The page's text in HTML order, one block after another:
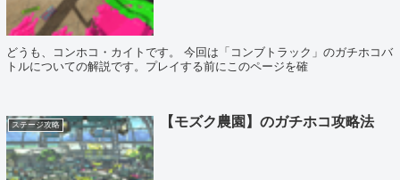
どうも、コンホコ・カイトです。 今回は「コンブトラック」のガチホコバ
トルについての解説です。プレイする前にこのページを確
ステージ攻略 【モズク農園】のガチホコ攻略法